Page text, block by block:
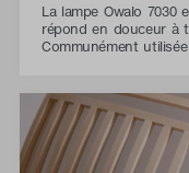
La lampe Owalo
répond en douceur à
Communément